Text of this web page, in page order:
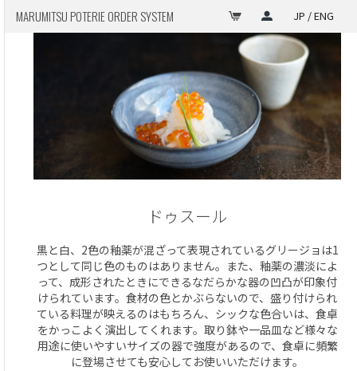
MARUMITSU POTERIE ORDER SYSTEM JP / ENG
ドゥスール
黒と白、2色の釉薬が混ざって表現されているグリージョは1
つとして同じ色のものはありません。また、釉薬の濃淡によ
って、成形されたときにできるなだらかな器の凹凸が印象付
けられています。食材の色とかぶらないので、盛り付けられ
ている料理が映えるのはもちろん、シックな色合いは、食卓
をかっこよく演出してくれます。取り鉢や一品皿など様々な
用途に使いやすいサイズの器で強度があるので、食卓に頻繁
に登場させても安心してお使いいただけます。